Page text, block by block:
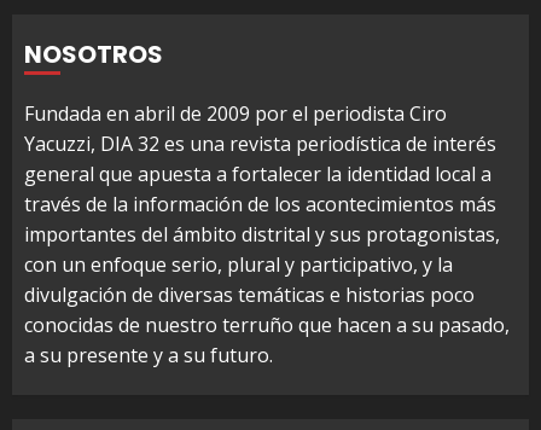
NOSOTROS
Fundada en abril de 2009 por el periodista Ciro
Yacuzzi, DIA 32 es una revista periodística de interés
general que apuesta a fortalecer la identidad local a
través de la información de los acontecimientos más
importantes del ámbito distrital y sus protagonistas,
con un enfoque serio, plural y participativo, y la
divulgación de diversas temáticas e historias poco
conocidas de nuestro terruño que hacen a su pasado,
a su presente y a su futuro.